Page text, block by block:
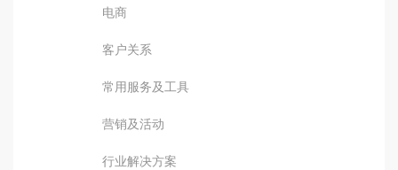
电商
客户关系
常用服务及工具
营销及活动
行业解决方案